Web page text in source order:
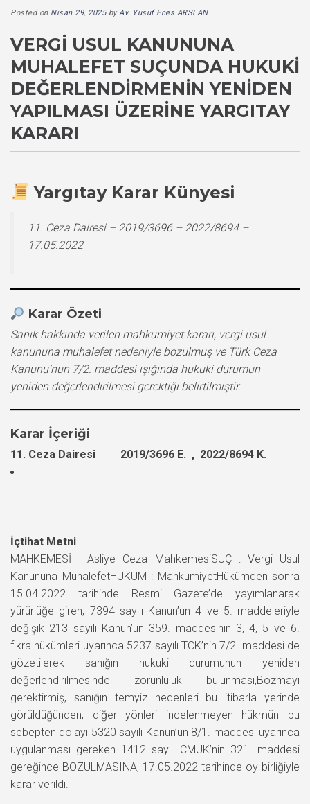
Posted on Nisan 29, 2025byAv. Yusuf Enes ARSLAN
VERGI USUL KANUNUNA
MUHALEFET SUÇUNDA HUKUKI
DEĞERLENDIRMENIN YENIDEN
YAPILMASI ÜZERINE YARGITAY
KARARI
Yargıtay Karar Künyesi
11. Ceza Dairesi – 2019/3696 – 2022/8694 –
17.05.2022
Karar Özeti
Sanık hakkında verilen mahkumiyet kararı, vergi usul
kanununa muhalefet nedeniyle bozulmuş ve Türk Ceza
Kanunu’nun 7/2. maddesi ışığında hukuki durumun
yeniden değerlendirilmesi gerektiği belirtilmiştir.
Karar İçeriği
11. Ceza Dairesi 2019/3696 E. , 2022/8694 K.
İçtihat Metni
MAHKEMESİ :Asliye Ceza MahkemesiSUÇ : Vergi Usul
Kanununa MuhalefetHÜKÜM : MahkumiyetHükümden sonra
15.04.2022 tarihinde Resmi Gazete’de yayımlanarak
yürürlüğe giren, 7394 sayılı Kanun’un 4 ve 5. maddeleriyle
değişik 213 sayılı Kanun’un 359. maddesinin 3, 4, 5 ve 6.
fıkra hükümleri uyarınca 5237 sayılı TCK’nin 7/2. maddesi de
gözetilerek sanığın hukuki durumunun yeniden
değerlendirilmesinde zorunluluk bulunması,Bozmayı
gerektirmiş, sanığın temyiz nedenleri bu itibarla yerinde
görüldüğünden, diğer yönleri incelenmeyen hükmün bu
sebepten dolayı 5320 sayılı Kanun’un 8/1. maddesi uyarınca
uygulanması gereken 1412 sayılı CMUK’nin 321. maddesi
gereğince BOZULMASINA, 17.05.2022 tarihinde oy birliğiyle
karar verildi.